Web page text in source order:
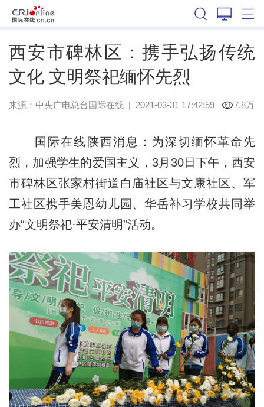
西安市碑林区：携手弘扬传统
文化 文明祭祀缅怀先烈
来源：中央广电总台国际在线| 2021-03-31 17:42:59 7.8万
国际在线陕西消息：为深切缅怀革命先
烈，加强学生的爱国主义，3月30日下午，西安
市碑林区张家村街道白庙社区与文康社区、军
工社区携手美恩幼儿园、华岳补习学校共同举
办“文明祭祀·平安清明”活动。